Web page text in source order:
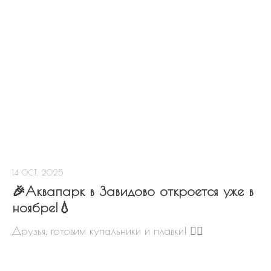
14 OCT, 2025
🎉Аквапарк в Завидово откроется уже в
ноябре!💧
Друзья, готовим купальники и плавки! 🏊‍♀